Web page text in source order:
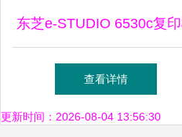
东芝e-STUDIO 6530c复
复合机 高效办公的新选择
海帆办公设备用品公司与
查看详情
更新时间：2026-08-04 13:56:30